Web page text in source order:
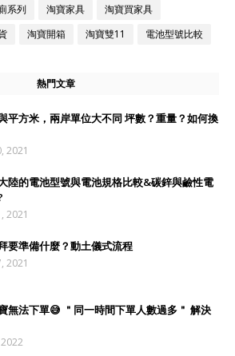
系列 淘寶家具
淘寶買家具
淘寶開箱 淘寶雙11 電池型號比較
熱門文章
平方米，兩岸單位大不同 坪數？重量？如何換
2021
陸的電池型號與電池規格比較&碳鋅與鹼性電
2021
要準備什麼？動土儀式流程
2021
無法下單😅 ＂同一時間下單人數過多＂ 解決